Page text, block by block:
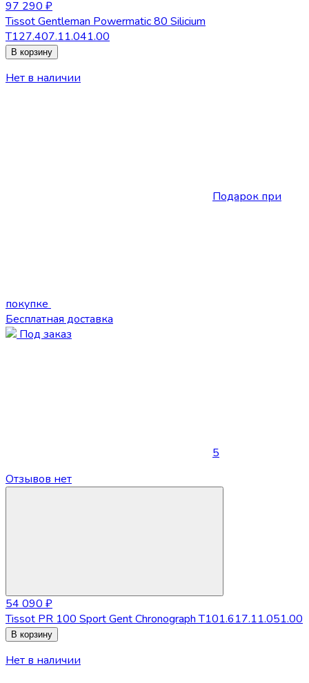
97 290 ₽
Tissot Gentleman Powermatic 80 Silicium
T127.407.11.041.00
В корзину
Нет в наличии
Подарок при
покупке
Бесплатная доставка
Под заказ
5
Отзывов нет
54 090 ₽
Tissot PR 100 Sport Gent Chronograph T101.617.11.051.00
В корзину
Нет в наличии